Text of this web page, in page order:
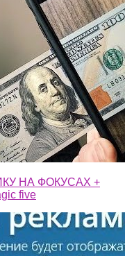
НА ФОКУСАХ +
five